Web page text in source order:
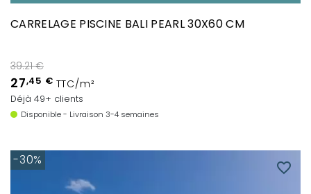
CARRELAGE PISCINE BALI PEARL 30X60 CM
39.21 €
27,45 € TTC/m²
Déjà 49+ clients
Disponible - Livraison 3-4 semaines
favorite_border
-30%